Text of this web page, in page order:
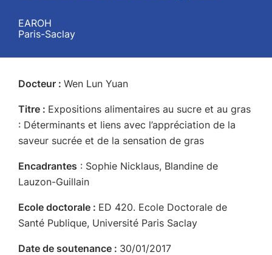
EAROH
Paris-Saclay
Docteur : Wen Lun Yuan
Titre : Expositions alimentaires au sucre et au gras
: Déterminants et liens avec l’appréciation de la
saveur sucrée et de la sensation de gras
Encadrantes : Sophie Nicklaus, Blandine de
Lauzon-Guillain
Ecole doctorale : ED 420. Ecole Doctorale de
Santé Publique, Université Paris Saclay
Date de soutenance : 30/01/2017